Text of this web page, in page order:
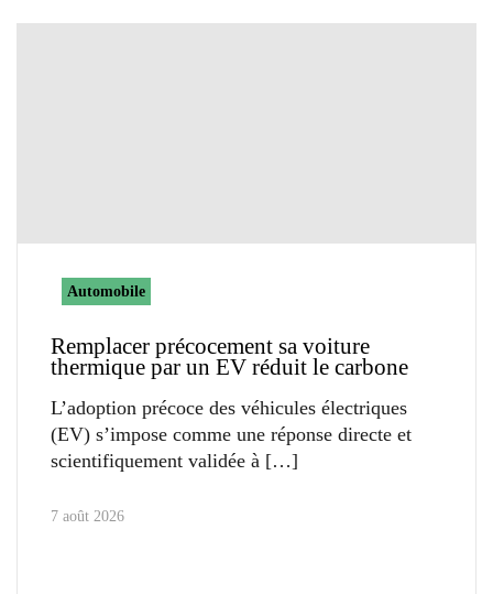
Automobile
Remplacer précocement sa voiture
thermique par un EV réduit le carbone
L’adoption précoce des véhicules électriques
(EV) s’impose comme une réponse directe et
scientifiquement validée à
7 août 2026